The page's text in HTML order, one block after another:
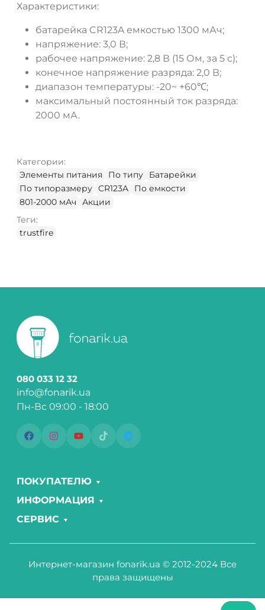
Характеристики:
батарейка CR123A емкостью 1300 мАч;
напряжение: 3,0 В;
рабочее напряжение: 2,8 В (15 Ом, за 5 с);
конечное напряжение разряда: 2,0 В;
диапазон температуры: -20~ +60℃;
максимальный постоянный ток разряда:
2000 мА.
Категории:
Элементы питания
По типу
Батарейки
По типоразмеру CR123A
По емкости
801-2000 мАч
Акции
Теги:
trustfire
080 033 12 32
info@fonarik.ua
Пн-Вс 09:00 - 18:00
ПОКУПАТЕЛЮ
ИНФОРМАЦИЯ
СЕРВИС
Интернет-магазин fonarik.ua © 2012-2024 Все
права защищены